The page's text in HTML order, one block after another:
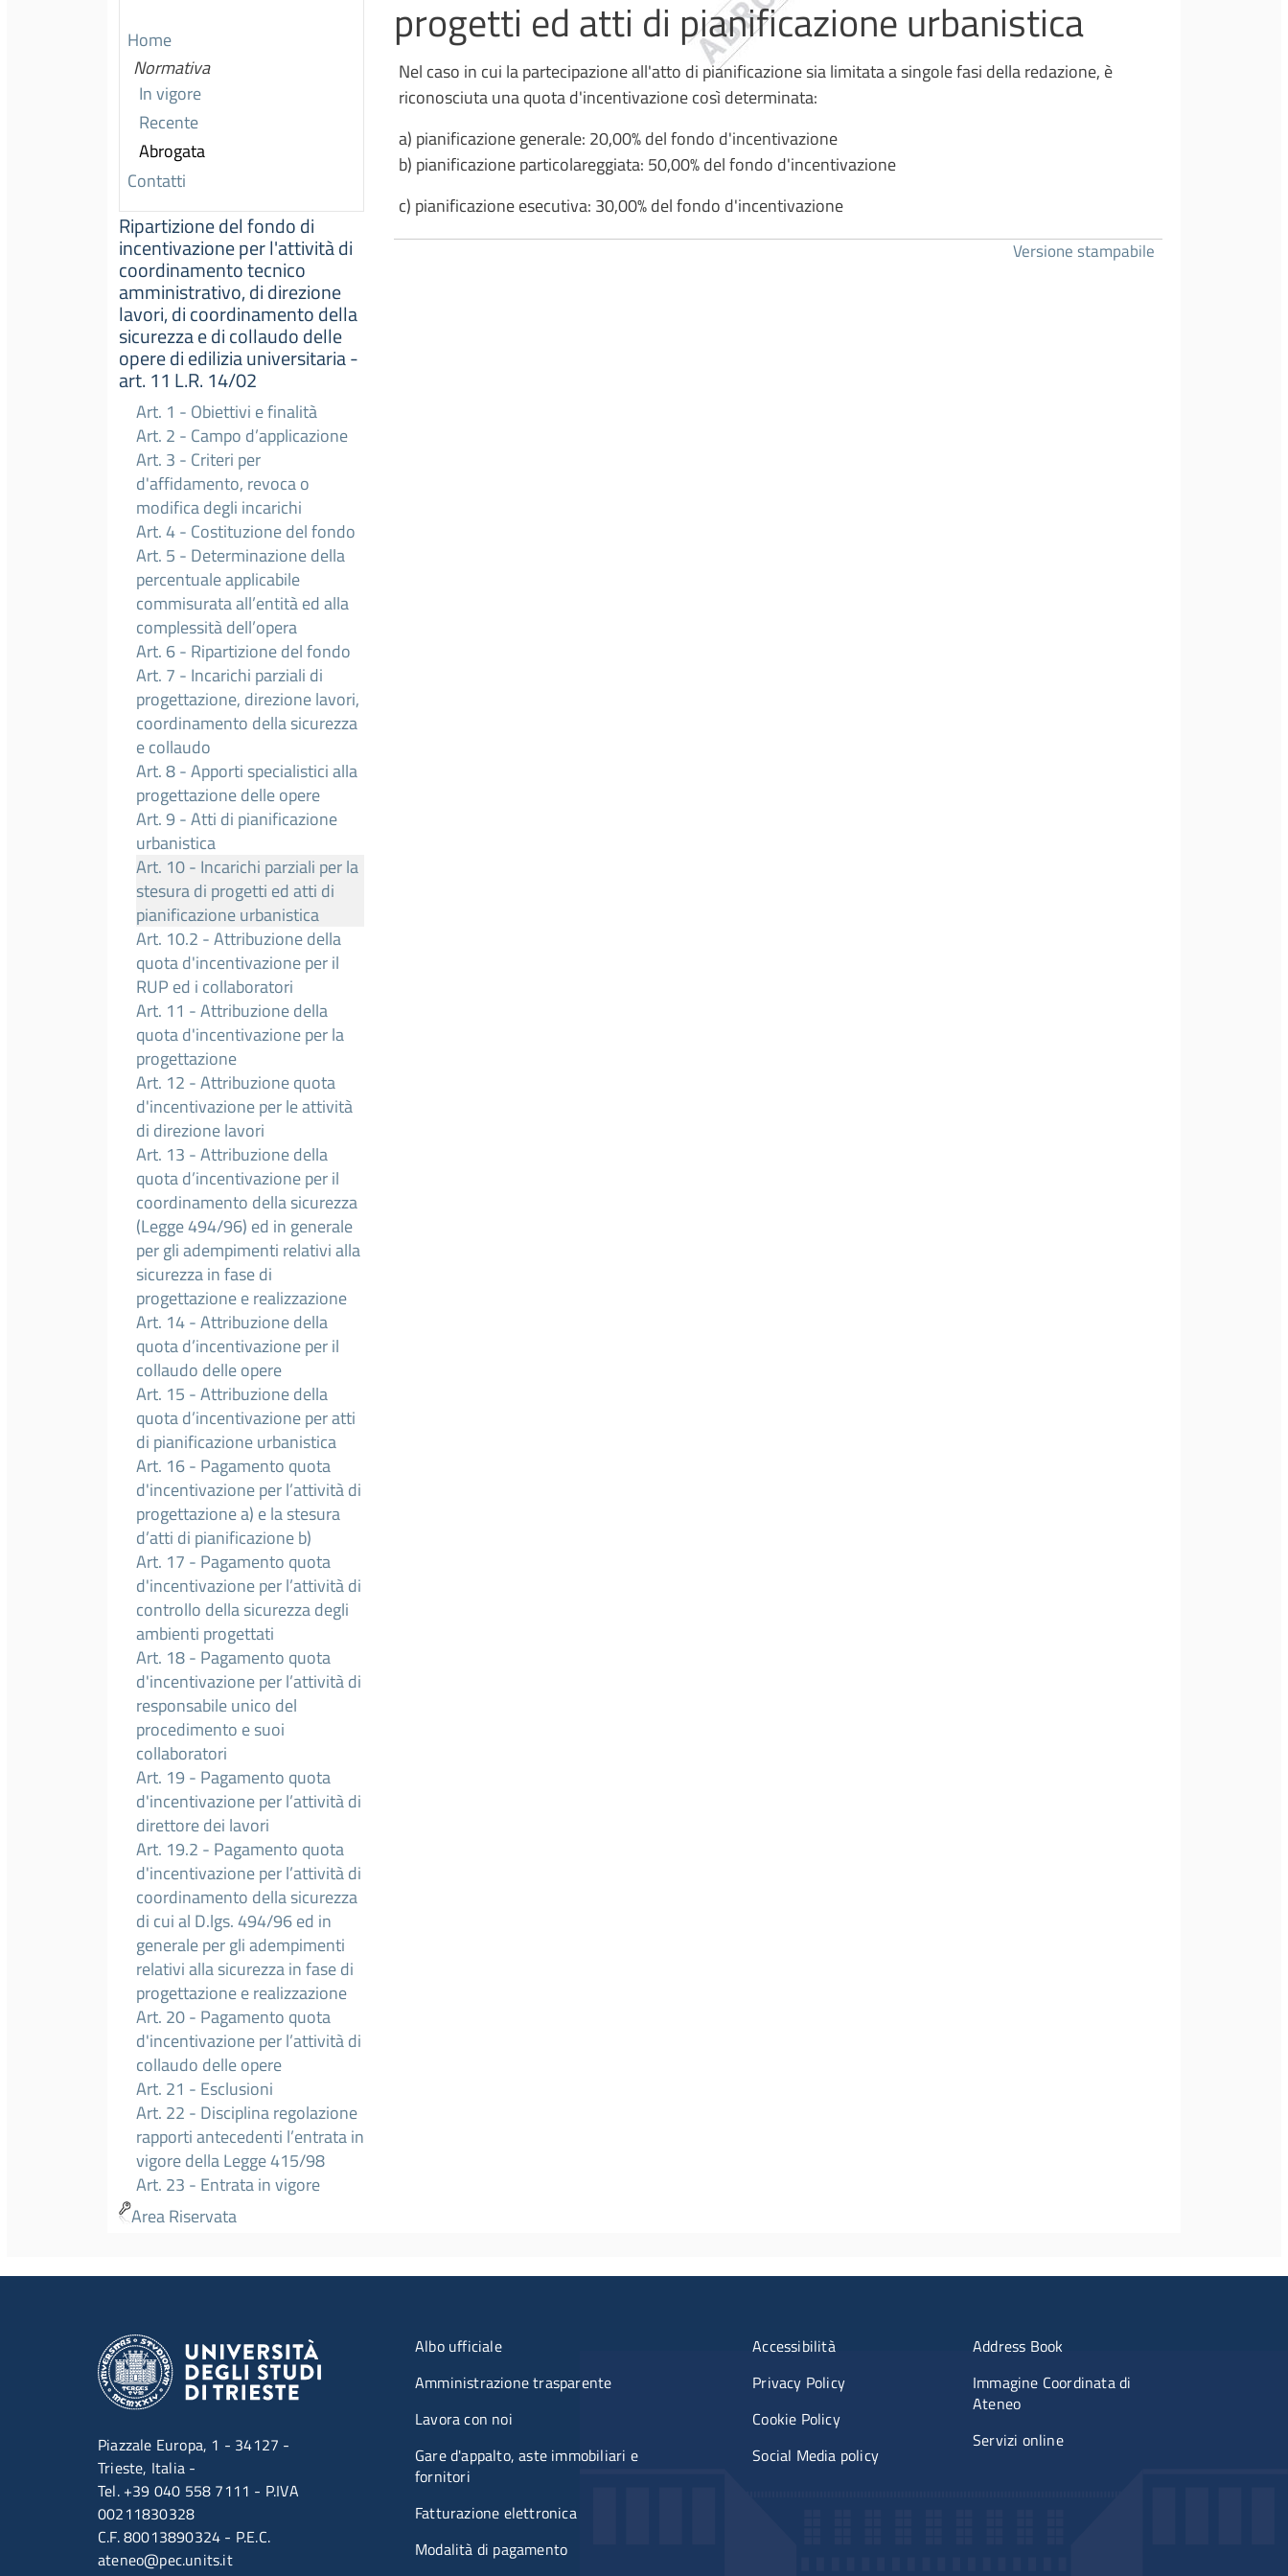
Home
Normativa
In vigore
Recente
Abrogata
Contatti
Ripartizione del fondo di
incentivazione per l'attività di
coordinamento tecnico
amministrativo, di direzione
lavori, di coordinamento della
sicurezza e di collaudo delle
opere di edilizia universitaria -
art. 11 L.R. 14/02
Art. 1 - Obiettivi e finalità
Art. 2 - Campo d’applicazione
Art. 3 - Criteri per
d'affidamento, revoca o
modifica degli incarichi
Art. 4 - Costituzione del fondo
Art. 5 - Determinazione della
percentuale applicabile
commisurata all’entità ed alla
complessità dell’opera
Art. 6 - Ripartizione del fondo
Art. 7 - Incarichi parziali di
progettazione, direzione lavori,
coordinamento della sicurezza
e collaudo
Art. 8 - Apporti specialistici alla
progettazione delle opere
Art. 9 - Atti di pianificazione
urbanistica
Art. 10 - Incarichi parziali per la
stesura di progetti ed atti di
pianificazione urbanistica
Art. 10.2 - Attribuzione della
quota d'incentivazione per il
RUP ed i collaboratori
Art. 11 - Attribuzione della
quota d'incentivazione per la
progettazione
Art. 12 - Attribuzione quota
d'incentivazione per le attività
di direzione lavori
Art. 13 - Attribuzione della
quota d’incentivazione per il
coordinamento della sicurezza
(Legge 494/96) ed in generale
per gli adempimenti relativi alla
sicurezza in fase di
progettazione e realizzazione
Art. 14 - Attribuzione della
quota d’incentivazione per il
collaudo delle opere
Art. 15 - Attribuzione della
quota d’incentivazione per atti
di pianificazione urbanistica
Art. 16 - Pagamento quota
d'incentivazione per l’attività di
progettazione a) e la stesura
d’atti di pianificazione b)
Art. 17 - Pagamento quota
d'incentivazione per l’attività di
controllo della sicurezza degli
ambienti progettati
Art. 18 - Pagamento quota
d'incentivazione per l’attività di
responsabile unico del
procedimento e suoi
collaboratori
Art. 19 - Pagamento quota
d'incentivazione per l’attività di
direttore dei lavori
Art. 19.2 - Pagamento quota
d'incentivazione per l’attività di
coordinamento della sicurezza
di cui al D.lgs. 494/96 ed in
generale per gli adempimenti
relativi alla sicurezza in fase di
progettazione e realizzazione
Art. 20 - Pagamento quota
d'incentivazione per l’attività di
collaudo delle opere
Art. 21 - Esclusioni
Art. 22 - Disciplina regolazione
rapporti antecedenti l’entrata in
vigore della Legge 415/98
Art. 23 - Entrata in vigore
Area Riservata
progetti ed atti di pianificazione urbanistica
Nel caso in cui la partecipazione all'atto di pianificazione sia limitata a singole fasi della redazione, è
riconosciuta una quota d'incentivazione così determinata:
a) pianificazione generale: 20,00% del fondo d'incentivazione
b) pianificazione particolareggiata: 50,00% del fondo d'incentivazione
c) pianificazione esecutiva: 30,00% del fondo d'incentivazione
Versione stampabile
Piazzale Europa, 1 - 34127 -
Trieste, Italia -
Tel. +39 040 558 7111 - P.IVA
00211830328
C.F. 80013890324 - P.E.C.
ateneo@pec.units.it
Menu organizzazione
Albo ufficiale
Amministrazione trasparente
Lavora con noi
Gare d'appalto, aste immobiliari e
fornitori
Fatturazione elettronica
Modalità di pagamento
Menù riferimenti
Accessibilità
Privacy Policy
Cookie Policy
Social Media policy
Menu portale
Address Book
Immagine Coordinata di
Ateneo
Servizi online